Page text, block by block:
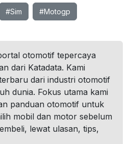
#Sim #Motogp
otomotif tepercaya
dari Katadata. Kami
dari industri otomotif
dunia. Fokus utama kami
panduan otomotif untuk
mobil dan motor sebelum
lewat ulasan, tips,